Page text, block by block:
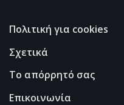
Πολιτική για cookies
Σχετικά
Το απόρρητό σας
Επικοινωνία